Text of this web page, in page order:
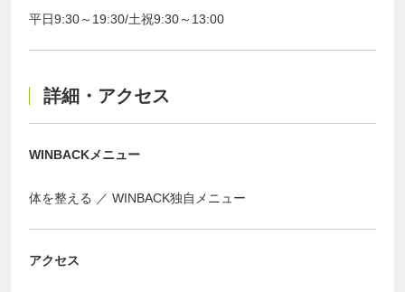
平日9:30～19:30/土祝9:30～13:00
詳細・アクセス
WINBACKメニュー
体を整える WINBACK独自メニュー
アクセス